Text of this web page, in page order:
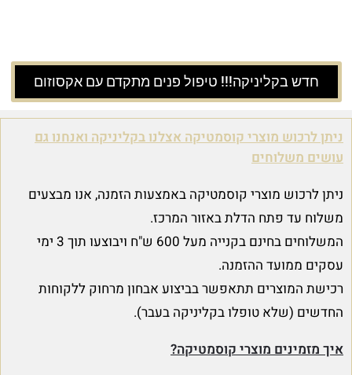
חדש בקליניקה!!! טיפול פנים מתקדם עם אקסוזום
ניתן לרכוש מוצרי קוסמטיקה אצלנו בקליניקה ואנחנו גם
עושים משלוחים
ניתן לרכוש מוצרי קוסמטיקה באמצעות הזמנה, אנו מבצעים
משלוח עד פתח הדלת באזור המרכז.
המשלוחים בחינם בקנייה מעל 600 ש"ח ויבוצעו תוך 3 ימי
עסקים ממועד ההזמנה.
רכישת המוצרים תתאפשר בביצוע אבחון מרחוק ללקוחות
החדשים (שלא טופלו בקליניקה בעבר).
איך מזמינים מוצרי קוסמטיקה?